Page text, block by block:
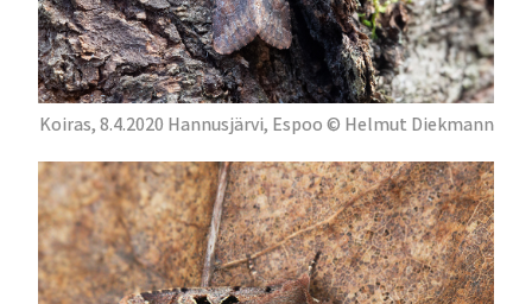
Koiras, 8.4.2020 Hannusjärvi, Espoo © Helmut Diekmann